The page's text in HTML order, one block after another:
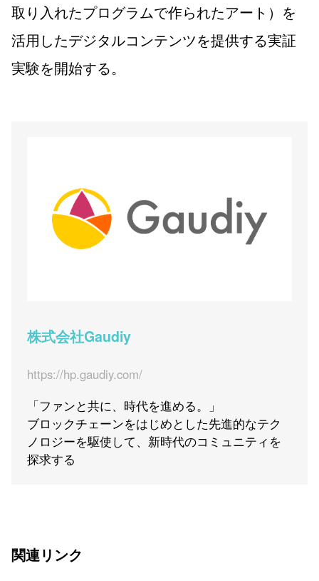
取り入れたプログラムで作られたアート）を
活用したデジタルコンテンツを提供する実証
実験を開始する。
株式会社Gaudiy
https://hp.gaudiy.com/
「ファンと共に、時代を進める。」
ブロックチェーンをはじめとした先進的なテク
ノロジーを駆使して、新時代のコミュニティを
探求する
関連リンク